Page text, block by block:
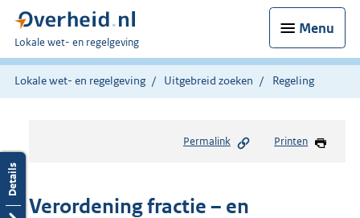
Menu
U
bent
hier:
Lokale wet- en regelgeving
Lokale wet- en regelgeving Uitgebreid zoeken Regeling
Permalink Printen
Verordening fractie – en